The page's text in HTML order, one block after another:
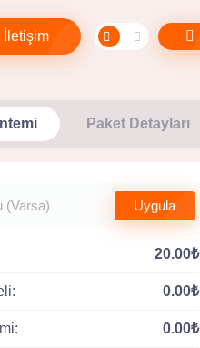
İletişim
Paket Detayları
Uygula
20.00₺
0.00₺
0.00₺